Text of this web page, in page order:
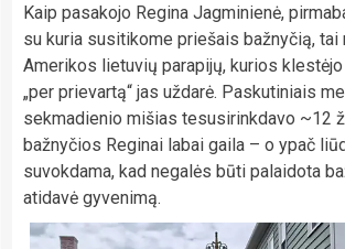
Kaip pasakojo Regina Jagminienė,
su kuria susitikome priešais bažnyčią, tai
Amerikos lietuvių parapijų, kurios
„per prievartą“ jas uždarė. Paskutiniais
sekmadienio mišias tesusirinkdavo ~12
bažnyčios Reginai labai gaila – o ypač
suvokdama, kad negalės būti palaidota
atidavė gyvenimą.